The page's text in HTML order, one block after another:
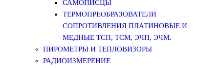
САМОПИСЦЫ
ТЕРМОПРЕОБРАЗОВАТЕЛИ
СОПРОТИВЛЕНИЯ ПЛАТИНОВЫЕ И
МЕДНЫЕ ТСП, ТСМ, ЭЧП, ЭЧМ.
ПИРОМЕТРЫ И ТЕПЛОВИЗОРЫ
РАДИОИЗМЕРЕНИЕ